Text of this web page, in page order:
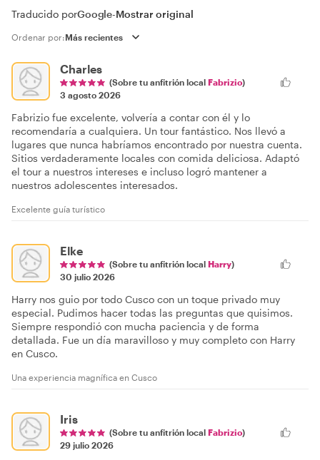
Traducido porGoogle-Mostrar original
Ordenar por:
Charles
(Sobre tu anfitrión local Fabrizio)
3 agosto 2026
Fabrizio fue excelente, volvería a contar con él y lo
recomendaría a cualquiera. Un tour fantástico. Nos llevó a
lugares que nunca habríamos encontrado por nuestra cuenta.
Sitios verdaderamente locales con comida deliciosa. Adaptó
el tour a nuestros intereses e incluso logró mantener a
nuestros adolescentes interesados.
Excelente guía turístico
Elke
(Sobre tu anfitrión local Harry)
30 julio 2026
Harry nos guio por todo Cusco con un toque privado muy
especial. Pudimos hacer todas las preguntas que quisimos.
Siempre respondió con mucha paciencia y de forma
detallada. Fue un día maravilloso y muy completo con Harry
en Cusco.
Una experiencia magnífica en Cusco
Iris
(Sobre tu anfitrión local Fabrizio)
29 julio 2026